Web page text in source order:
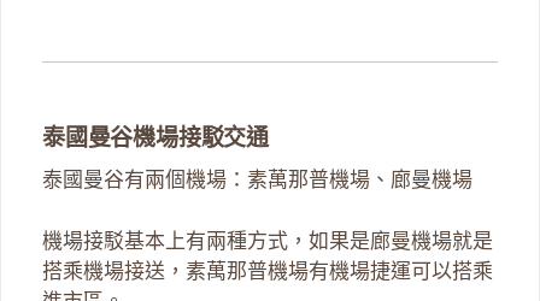
泰國曼谷機場接駁交通
泰國曼谷有兩個機場：素萬那普機場、廊曼機場
機場接駁基本上有兩種方式，如果是廊曼機場就是
搭乘機場接送，素萬那普機場有機場捷運可以搭乘